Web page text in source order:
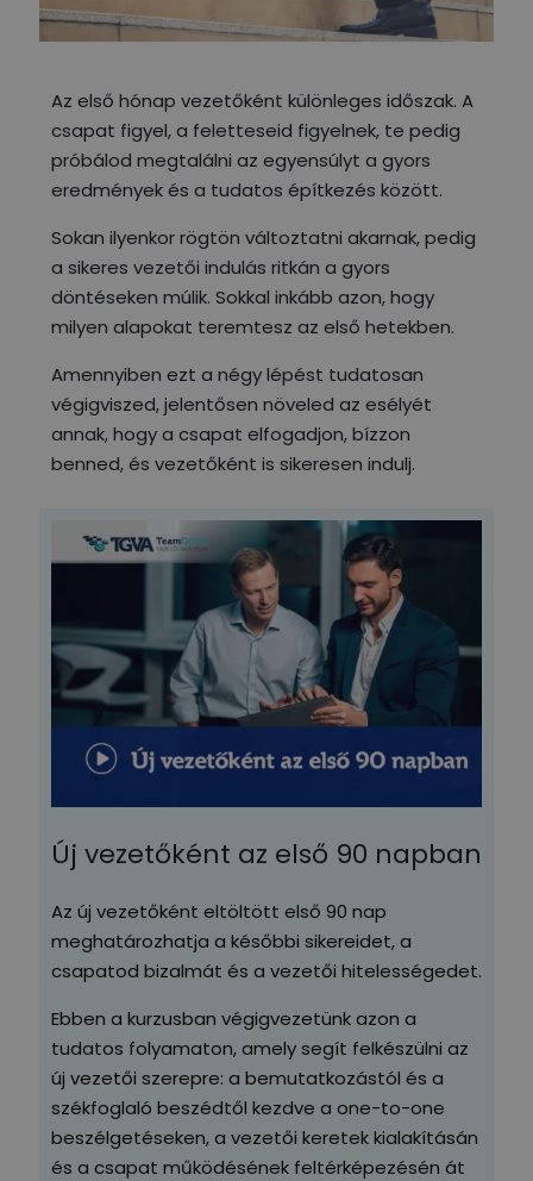
Az első hónap vezetőként különleges időszak. A
csapat figyel, a feletteseid figyelnek, te pedig
próbálod megtalálni az egyensúlyt a gyors
eredmények és a tudatos építkezés között.
Sokan ilyenkor rögtön változtatni akarnak, pedig
a sikeres vezetői indulás ritkán a gyors
döntéseken múlik. Sokkal inkább azon, hogy
milyen alapokat teremtesz az első hetekben.
Amennyiben ezt a négy lépést tudatosan
végigviszed, jelentősen növeled az esélyét
annak, hogy a csapat elfogadjon, bízzon
benned, és vezetőként is sikeresen indulj.
Új vezetőként az első 90 napban
Az új vezetőként eltöltött első 90 nap
meghatározhatja a későbbi sikereidet, a
csapatod bizalmát és a vezetői hitelességedet.
Ebben a kurzusban végigvezetünk azon a
tudatos folyamaton, amely segít felkészülni az
új vezetői szerepre: a bemutatkozástól és a
székfoglaló beszédtől kezdve a one-to-one
beszélgetéseken, a vezetői keretek kialakításán
és a csapat működésének feltérképezésén át